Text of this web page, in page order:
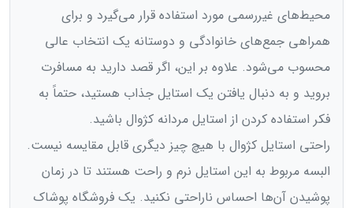
محیط‌های غیررسمی مورد استفاده قرار می‌گیرد و برای
همراهی جمع‌های خانوادگی و دوستانه یک انتخاب عالی
محسوب می‌شود. علاوه بر این،‌ اگر قصد دارید به مسافرت
بروید و به دنبال یافتن یک استایل جذاب هستید، حتماً به
فکر استفاده کردن از استایل مردانه کژوال باشید.
راحتی استایل کژوال با هیچ چیز دیگری قابل مقایسه نیست.
البسه مربوط به این استایل نرم و راحت هستند تا در زمان
پوشیدن آن‌ها احساس ناراحتی نکنید. یک فروشگاه پوشاک